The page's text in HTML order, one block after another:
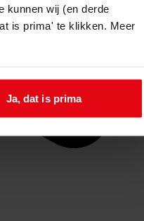
kunnen wij (en derde
is prima' te klikken. Meer
Ja, dat is prima